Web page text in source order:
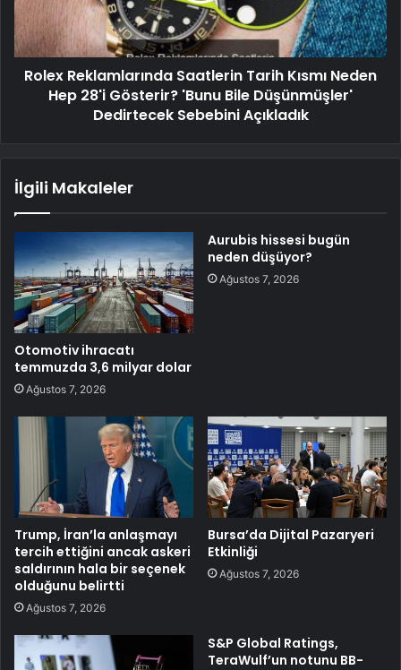
Rolex Reklamlarında Saatlerin Tarih Kısmı Neden
Hep 28'i Gösterir? 'Bunu Bile Düşünmüşler'
Dedirtecek Sebebini Açıkladık
İlgili Makaleler
Otomotiv ihracatı
temmuzda 3,6 milyar dolar
Ağustos 7, 2026
Aurubis hissesi bugün
neden düşüyor?
Ağustos 7, 2026
Trump, İran’la anlaşmayı
tercih ettiğini ancak askeri
saldırının hala bir seçenek
olduğunu belirtti
Ağustos 7, 2026
Bursa’da Dijital Pazaryeri
Etkinliği
Ağustos 7, 2026
S&P Global Ratings,
TeraWulf’un notunu BB-